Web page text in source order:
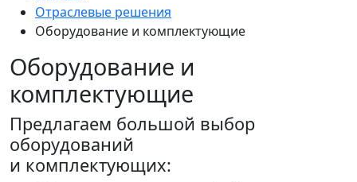
Отраслевые решения
Оборудование и комплектующие
Оборудование и
комплектующие
Предлагаем большой выбор
оборудований
и комплектующих: